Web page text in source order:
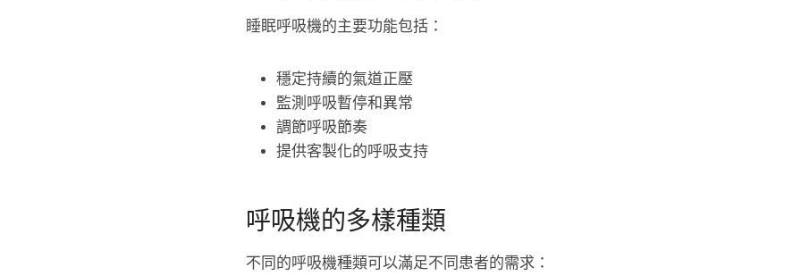
睡眠呼吸機的主要功能包括：
穩定持續的氣道正壓
監測呼吸暫停和異常
調節呼吸節奏
提供客製化的呼吸支持
呼吸機的多樣種類
不同的呼吸機種類可以滿足不同患者的需求：